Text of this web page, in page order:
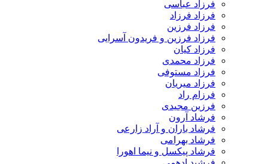
فرزاد عباسی
فرزاد فرزاد
فرزاد فرزین
فرزاد فرزین و فریدون آسرایی
فرزاد کیان
فرزاد محمدی
فرزاد مستوفی
فرزاد میریان
فرزام راد
فرزین مجیدی
فرشاد آرون
فرشاد باران و آراد زارعی
فرشاد بهرامی
فرشاد پیکسل و نیما اهورا